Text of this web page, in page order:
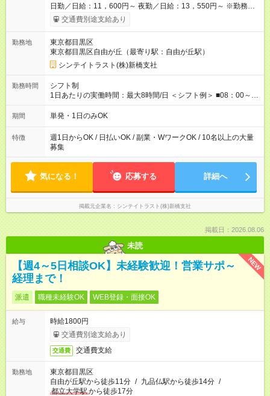
日勤／日給：11，600円～ 夜勤／日給：13，550円～ ※勤務数
が週2日以下の場合 日勤／日給：10，400円 夜勤／日給：12，
350円 ・－・－・ ◆交通費別途全額支給 ※規定あり ◆支払方
い・月払いOK ⇒ご希望をお聞かせください♪ ◆各種資格手当あ
り ◆残業手当あり ◆日給保障あり └早く終わっても”全額”支給！
◆扶養内勤務OK ・－・－・ ≪ 法定研修 ≫ 研修時の給与：
日給10，000円×3日間（24時間） ＝研修費として合計30，000
交通費別途支給あり
勤務地
東京都目黒区
東京都目黒区自由が丘（最寄り駅：自由が丘駅）
シンテイトラスト(株)新橋支社
勤務時間
シフト制
1日あたりの実働時間：最大8時間/日 ＜シフト例＞ ■08：00～
17：00 ■09：00～18：00 ■13：00～22：00 ■15：30～22：00
■20：00～翌05：00 など！ 上記時間内で、 実働8時間・休憩1
期間 単発・1日のみOK
特徴
週1日からOK / 日払いOK / 副業・WワークOK / 10名以上の大量
募集
気になる！ 応募する 詳細へ
掲載元企業名 シンテイトラスト(株)新橋支社
掲載日：2026.08.06
未読
NEW
【週4～5日相談OK】未経験歓迎！営業サポ～
経理まで！
派遣 職種未経験OK WEB登録・面接OK
給与
時給1800円
交通費別途支給あり
交通費 交通費支給
勤務地
東京都目黒区
自由が丘駅から徒歩11分 / 九品仏駅から徒歩14分 /
都立大学駅から徒歩17分